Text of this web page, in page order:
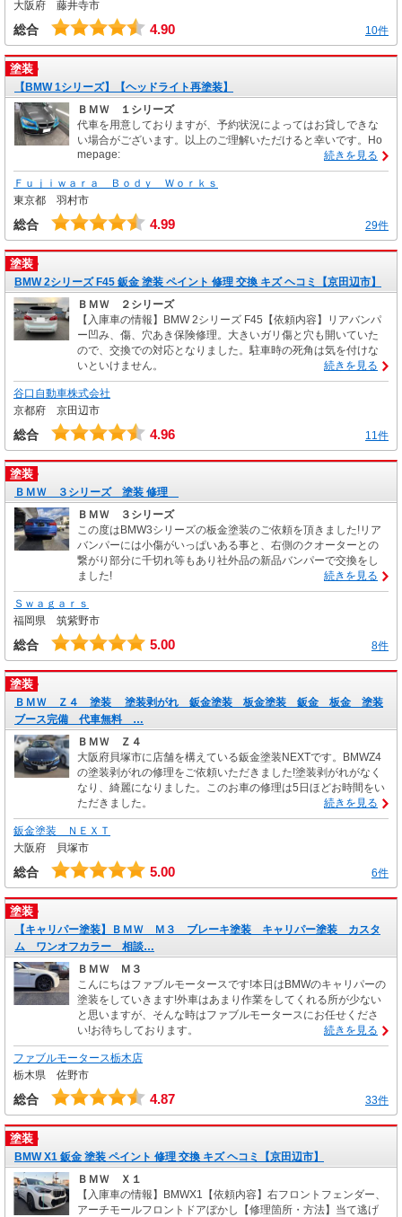
大阪府 藤井寺市
総合 4.90 10件
塗装
【BMW 1シリーズ】【ヘッドライト再塗装】
ＢＭＷ １シリーズ
代車を用意しておりますが、予約状況によってはお貸しできな
い場合がございます。以上のご理解いただけると幸いです。Ho
mepage:
続きを見る
Ｆｕｊｉｗａｒａ Ｂｏｄｙ Ｗｏｒｋｓ
東京都 羽村市
総合 4.99 29件
塗装
BMW 2シリーズ F45 鈑金 塗装 ペイント 修理 交換 キズ ヘコミ【京田辺市】
ＢＭＷ ２シリーズ
【入庫車の情報】BMW 2シリーズ F45【依頼内容】リアバンパ
ー凹み、傷、穴あき保険修理。大きいガリ傷と穴も開いていた
ので、交換での対応となりました。駐車時の死角は気を付けな
いといけません。
続きを見る
谷口自動車株式会社
京都府 京田辺市
総合 4.96 11件
塗装
ＢＭＷ ３シリーズ 塗装 修理
ＢＭＷ ３シリーズ
この度はBMW3シリーズの板金塗装のご依頼を頂きました!リア
バンパーには小傷がいっぱいある事と、右側のクオーターとの
繋がり部分に千切れ等もあり社外品の新品バンパーで交換をし
ました!
続きを見る
Ｓｗａｇａｒｓ
福岡県 筑紫野市
総合 5.00 8件
塗装
ＢＭＷ Ｚ４ 塗装 塗装剥がれ 鈑金塗装 板金塗装 鈑金 板金 塗装
ブース完備 代車無料 …
ＢＭＷ Ｚ４
大阪府貝塚市に店舗を構えている鈑金塗装NEXTです。BMWZ4
の塗装剥がれの修理をご依頼いただきました!塗装剥がれがなく
なり、綺麗になりました。このお車の修理は5日ほどお時間をい
ただきました。
続きを見る
鈑金塗装 ＮＥＸＴ
大阪府 貝塚市
総合 5.00 6件
塗装
【キャリパー塗装】ＢＭＷ Ｍ３ ブレーキ塗装 キャリパー塗装 カスタ
ム ワンオフカラー 相談…
ＢＭＷ Ｍ３
こんにちはファブルモータースです!本日はBMWのキャリパーの
塗装をしていきます!外車はあまり作業をしてくれる所が少ない
と思いますが、そんな時はファブルモータースにお任せくださ
い!お待ちしております。
続きを見る
ファブルモータース栃木店
栃木県 佐野市
総合 4.87 33件
塗装
BMW X1 鈑金 塗装 ペイント 修理 交換 キズ ヘコミ【京田辺市】
ＢＭＷ Ｘ１
【入庫車の情報】BMWX1【依頼内容】右フロントフェンダー、
アーチモールフロントドアぼかし【修理箇所・方法】当て逃げ